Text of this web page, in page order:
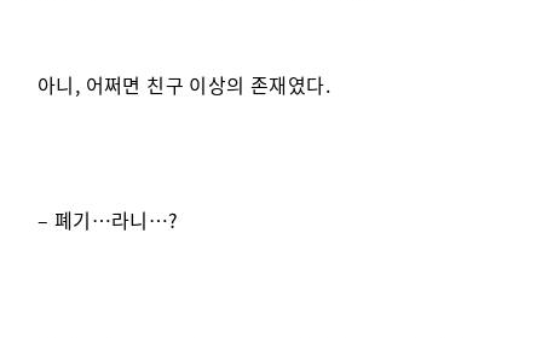
아니, 어쩌면 친구 이상의 존재였다.
– 폐기…라니…?